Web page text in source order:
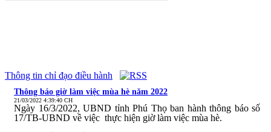
Thông tin chỉ đạo điều hành
Thông báo giờ làm việc mùa hè năm 2022
21/03/2022 4:39:40 CH
Ngày 16/3/2022, UBND tỉnh Phú Thọ ban hành thông báo số
17/TB-UBND về việc thực hiện giờ làm việc mùa hè.